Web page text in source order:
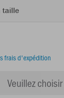
taille
frais d'expédition
Veuillez